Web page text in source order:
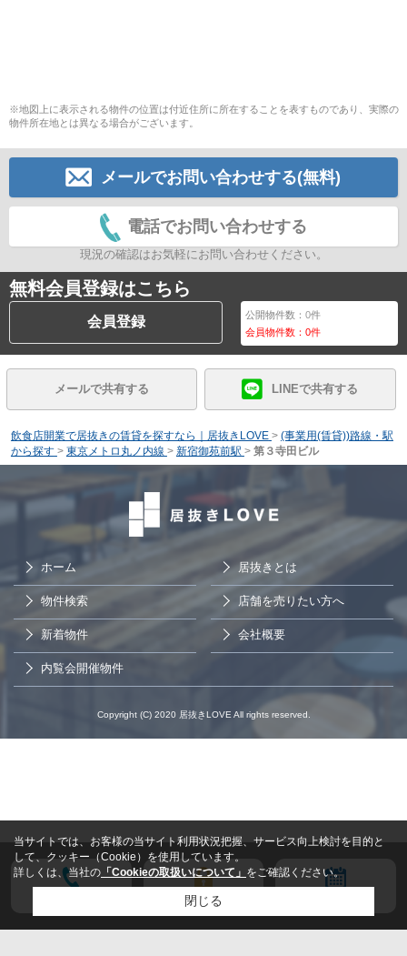
※地図上に表示される物件の位置は付近住所に所在することを表すものであり、実際の
物件所在地とは異なる場合がございます。
メールでお問い合わせする(無料)
電話でお問い合わせする
現況の確認はお気軽にお問い合わせください。
無料会員登録はこちら
会員登録 公開物件数：0件
会員物件数：0件
メールで共有する LINEで共有する
飲食店開業で居抜きの賃貸を探すなら｜居抜きLOVE > (事業用(賃貸))路線・駅
から探す > 東京メトロ丸ノ内線 > 新宿御苑前駅 > 第３寺田ビル
ホーム 居抜きとは
物件検索 店舗を売りたい方へ
新着物件 会社概要
内覧会開催物件
会員登録
Copyright (C) 2020 居抜きLOVE All rights reserved.
当サイトでは、お客様の当サイト利用状況把握、サービス向上検討を目的と
して、クッキー（Cookie）を使用しています。
詳しくは、当社の 「Cookieの取扱いについて」 をご確認ください。
閉じる